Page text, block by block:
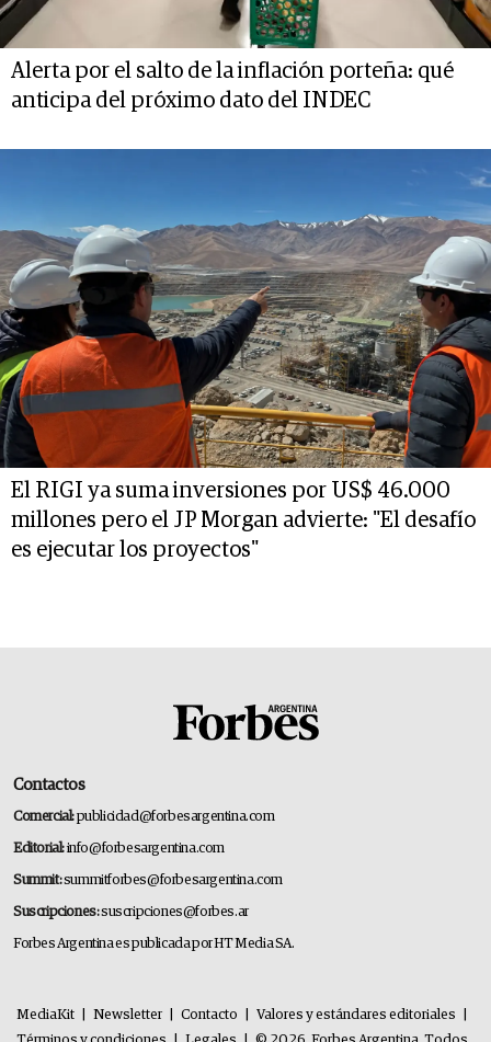
Alerta por el salto de la inflación porteña: qué
anticipa del próximo dato del INDEC
El RIGI ya suma inversiones por US$ 46.000
millones pero el JP Morgan advierte: "El desafío
es ejecutar los proyectos"
Contactos
Comercial:publicidad@forbesargentina.com
Editorial:info@forbesargentina.com
Summit:summitforbes@forbesargentina.com
Suscripciones:suscripciones@forbes.ar
Forbes Argentina es publicada por HT Media SA.
MediaKit Newsletter Contacto Valores y estándares editoriales